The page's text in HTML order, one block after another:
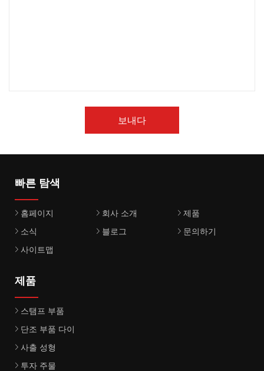
보내다
빠른 탐색
홈페이지 회사 소개
제품
소식
블로그
문의하기
사이트맵
제품
스탬프 부품
단조 부품 다이
사출 성형
투자 주물